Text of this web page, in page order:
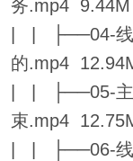
务.mp4 9.44M
| | ├──04-线
的.mp4
| | ├──05-主
束.mp4
| | ├──06-线